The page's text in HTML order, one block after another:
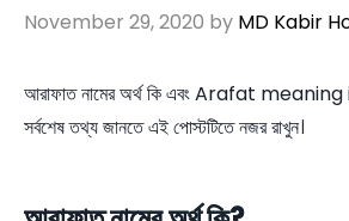
November 29, 2020 by MD Kabir
আরাফাত নামের অর্থ কি এবং Arafat
সর্বশেষ তথ্য জানতে এই পোস্টটিতে নজর রাখুন।